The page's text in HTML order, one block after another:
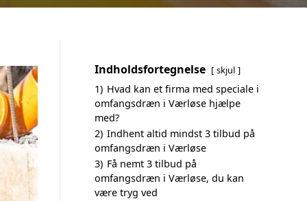
Indholdsfortegnelse skjul
1) Hvad kan et firma med speciale i
omfangsdræn i Værløse hjælpe
med?
2) Indhent altid mindst 3 tilbud på
omfangsdræn i Værløse
3) Få nemt 3 tilbud på
omfangsdræn i Værløse, du kan
være tryg ved